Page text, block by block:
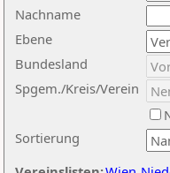
Nachname
Ebene
Sortierung
Bundesland
Spgem./Kreis/Verein